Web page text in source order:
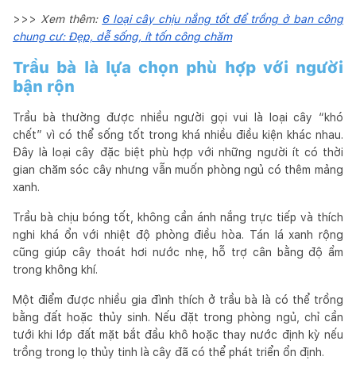
>>> Xem thêm: 6 loại cây chịu nắng tốt để trồng ở ban công
chung cư: Đẹp, dễ sống, ít tốn công chăm
Trầu bà là lựa chọn phù hợp với người
bận rộn
Trầu bà thường được nhiều người gọi vui là loại cây “khó
chết” vì có thể sống tốt trong khá nhiều điều kiện khác nhau.
Đây là loại cây đặc biệt phù hợp với những người ít có thời
gian chăm sóc cây nhưng vẫn muốn phòng ngủ có thêm mảng
xanh.
Trầu bà chịu bóng tốt, không cần ánh nắng trực tiếp và thích
nghi khá ổn với nhiệt độ phòng điều hòa. Tán lá xanh rộng
cũng giúp cây thoát hơi nước nhẹ, hỗ trợ cân bằng độ ẩm
trong không khí.
Một điểm được nhiều gia đình thích ở trầu bà là có thể trồng
bằng đất hoặc thủy sinh. Nếu đặt trong phòng ngủ, chỉ cần
tưới khi lớp đất mặt bắt đầu khô hoặc thay nước định kỳ nếu
trồng trong lọ thủy tinh là cây đã có thể phát triển ổn định.